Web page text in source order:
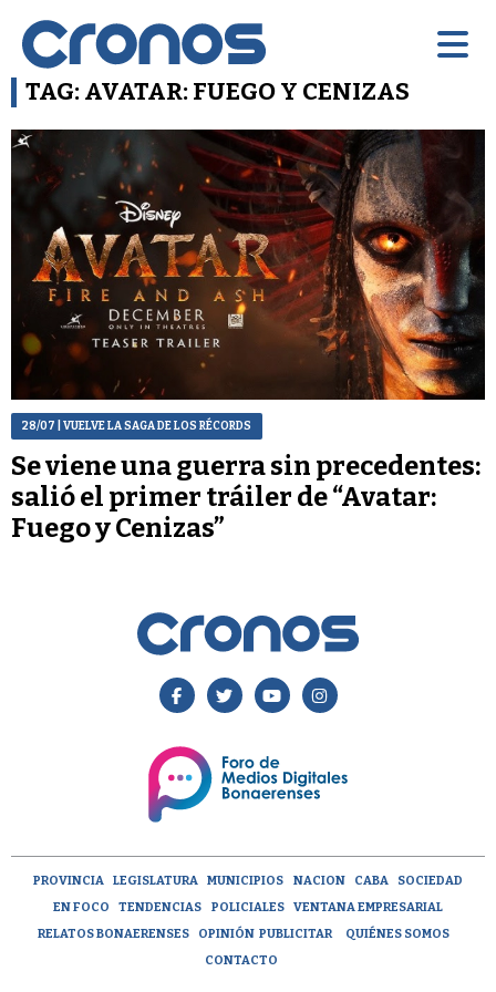
TAG: AVATAR: FUEGO Y CENIZAS
28/07 | VUELVE LA SAGA DE LOS RÉCORDS
Se viene una guerra sin precedentes:
salió el primer tráiler de “Avatar:
Fuego y Cenizas”
PROVINCIA LEGISLATURA MUNICIPIOS NACION CABA
SOCIEDAD
EN FOCO
TENDENCIAS POLICIALES
VENTANA EMPRESARIAL
RELATOS BONAERENSES
OPINIÓN PUBLICITAR
QUIÉNES SOMOS
CONTACTO